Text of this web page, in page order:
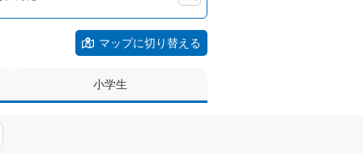
マップに切り替える
小学生